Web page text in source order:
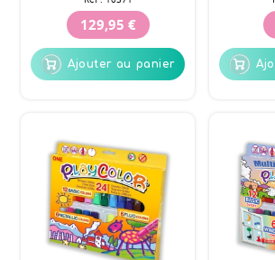
129,95 €
Ajouter au panier